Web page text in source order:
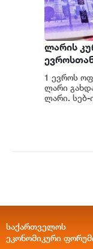
ლარის
1 ევროს
ლარი
ლარი. სებ-
საქართველოს
ეკონომიკური